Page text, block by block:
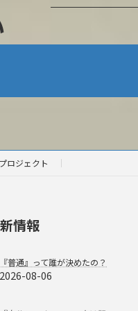
ロジェクト
情報
『普通』って誰が決めたの？
2026-08-06